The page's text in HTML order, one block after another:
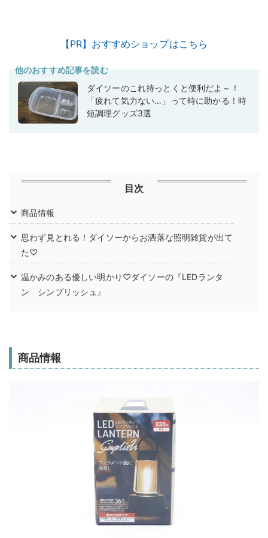
【PR】おすすめショップはこちら
他のおすすめ記事を読む
ダイソーのこれ持っとくと便利だよ～！
「疲れて気力ない…」って時に助かる！時
短調理グッズ3選
目次
商品情報
思わず見とれる！ダイソーからお洒落な照明雑貨が出て
た♡
温かみのある優しい明かり♡ダイソーの『LEDランタ
ン シンプリッシュ』
商品情報